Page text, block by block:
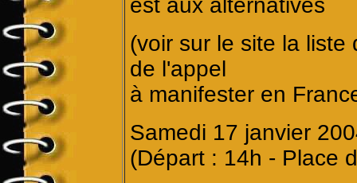
est aux alternatives
(voir sur le site la liste
de l'appel
à manifester en
Samedi 17 janvier
(Départ : 14h - Place